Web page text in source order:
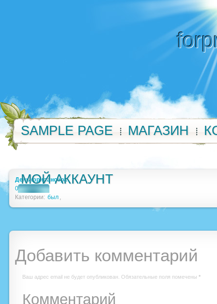
SAMPLE PAGE МАГАЗИН
МОЙ АККАУНТ
День фрилансера
0
Категории: был ,
Добавить комментарий
Ваш адрес email не будет опубликован. Обязательные поля помечены *
Комментарий